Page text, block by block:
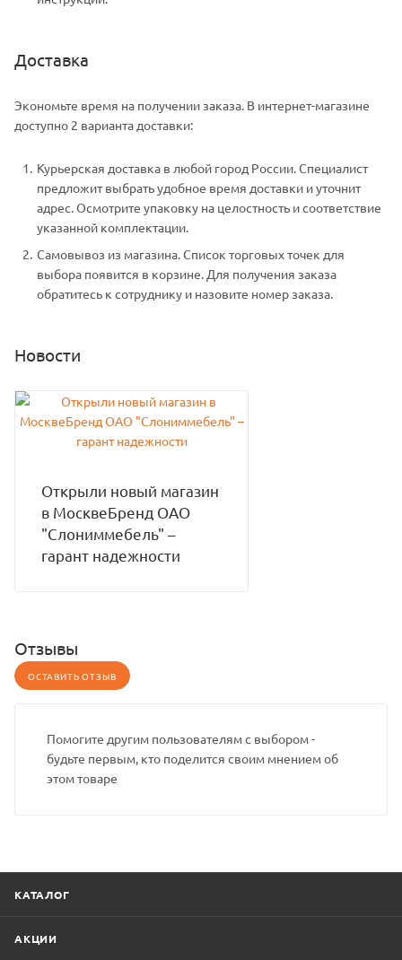
Доставка
Экономьте время на получении заказа. В интернет-магазине
доступно 2 варианта доставки:
Курьерская доставка в любой город России. Специалист
предложит выбрать удобное время доставки и уточнит
адрес. Осмотрите упаковку на целостность и соответствие
указанной комплектации.
Самовывоз из магазина. Список торговых точек для
выбора появится в корзине. Для получения заказа
обратитесь к сотруднику и назовите номер заказа.
Новости
Открыли новый магазин
в МосквеБренд ОАО
"Слониммебель" –
гарант надежности
Отзывы
ОСТАВИТЬ ОТЗЫВ
Помогите другим пользователям с выбором -
будьте первым, кто поделится своим мнением об
этом товаре
КАТАЛОГ
АКЦИИ